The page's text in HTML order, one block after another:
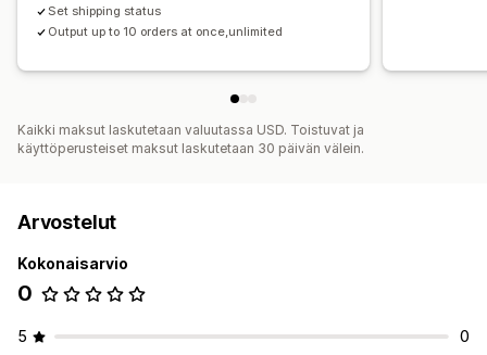
Set shipping status
Output up to 10 orders at once,unlimited
Kaikki maksut laskutetaan valuutassa USD. Toistuvat ja
käyttöperusteiset maksut laskutetaan 30 päivän välein.
Arvostelut
Kokonaisarvio
0
5
0